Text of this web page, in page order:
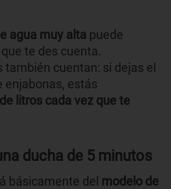
agua muy alta puede
te des cuenta.
cuentan: si dejas el
enjabonas, estás
litros cada vez que te
ducha de 5 minutos
básicamente del modelo de